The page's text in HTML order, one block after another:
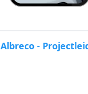
Albreco -